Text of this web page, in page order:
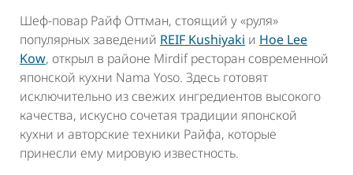
Шеф-повар Райф Оттман, стоящий у «руля»
популярных заведений REIF Kushiyaki и Hoe Lee
Kow, открыл в районе Mirdif ресторан современной
японской кухни Nama Yoso. Здесь готовят
исключительно из свежих ингредиентов высокого
качества, искусно сочетая традиции японской
кухни и авторские техники Райфа, которые
принесли ему мировую известность.